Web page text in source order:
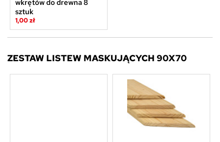
wkrętów do drewna 8
sztuk
1,00 zł
ZESTAW LISTEW MASKUJĄCYCH 90X70